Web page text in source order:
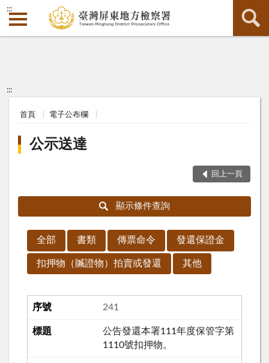
:::
:::
首頁 電子公布欄
公示送達
回上一頁
顯示條件查詢
全部 書類 傳票命令 發還保證金
扣押物（贓證物）拍賣或發還 其他
241
公告發還本署111年度保管字第
1110號扣押物。